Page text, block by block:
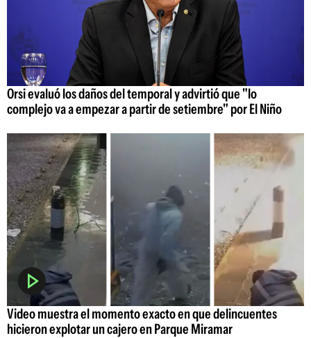
Orsi evaluó los daños del temporal y advirtió que "lo
complejo va a empezar a partir de setiembre" por El Niño
Video muestra el momento exacto en que delincuentes
hicieron explotar un cajero en Parque Miramar